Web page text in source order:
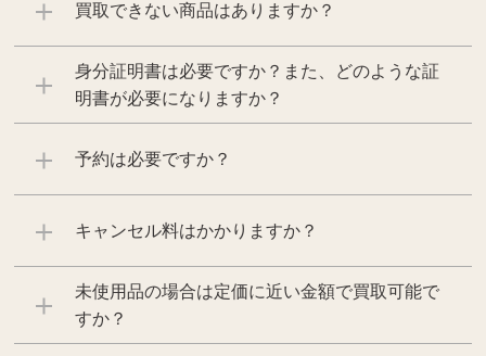
買取できない商品はありますか？
身分証明書は必要ですか？また、どのような証
明書が必要になりますか？
予約は必要ですか？
キャンセル料はかかりますか？
未使用品の場合は定価に近い金額で買取可能で
すか？